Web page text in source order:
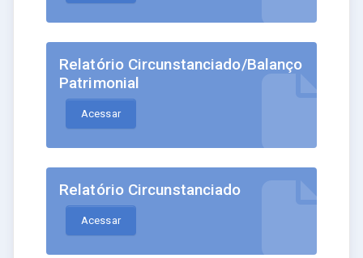
Relatório Circunstanciado/Balanço
Patrimonial
Acessar
Relatório Circunstanciado
Acessar